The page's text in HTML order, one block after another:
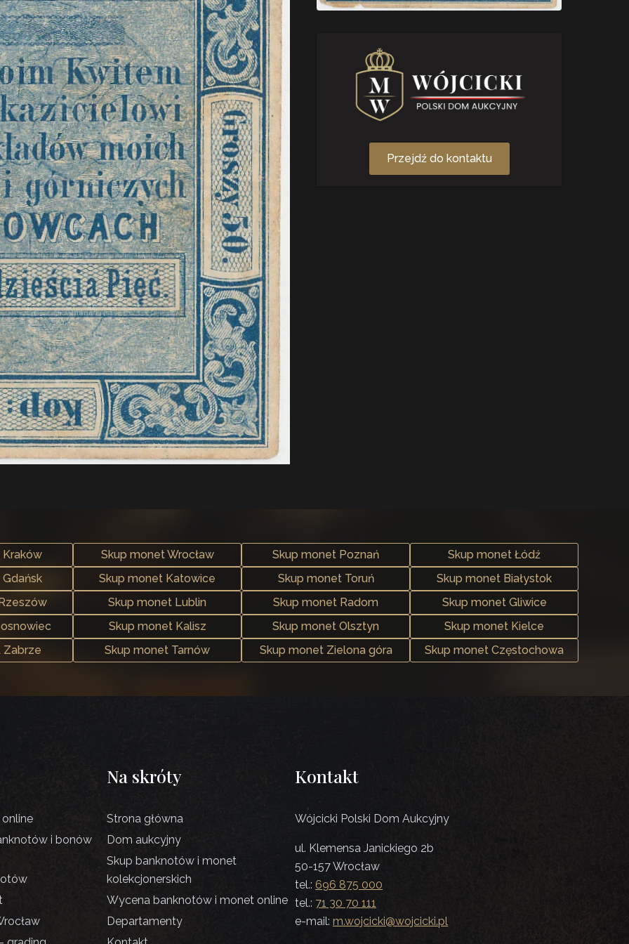
Przejdź do kontaktu
Skup monet Wrocław Skup monet Poznań
Skup monet Łódź
Skup monet Katowice Skup monet Toruń
Skup monet Białystok
Skup monet Lublin Skup monet Radom
Skup monet Gliwice
Skup monet Kalisz Skup monet Olsztyn
Skup monet Kielce
Zabrze
Skup monet Tarnów Skup monet Zielona góra Skup monet Częstochowa
i bonów
Na skróty
Strona główna
Dom aukcyjny
Skup banknotów i monet
kolekcjonerskich
Wycena banknotów i monet online
Departamenty
Kontakt
Wójcicki Polski Dom Aukcyjny
ul. Klemensa Janickiego 2b
50-157 Wrocław
tel.: 696 875 000
tel.: 71 30 70 111
e-mail: m.wojcicki@wojcicki.pl